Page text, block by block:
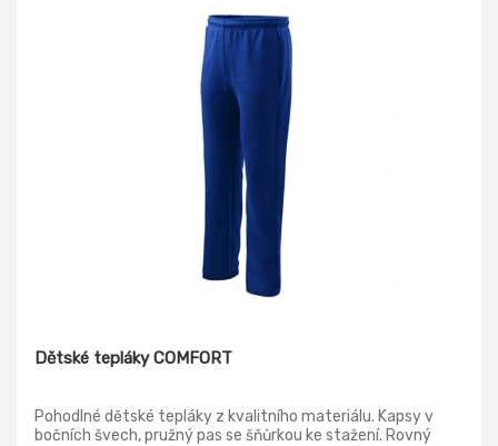
Dětské tepláky COMFORT
Pohodlné dětské tepláky z kvalitního materiálu. Kapsy v
bočních švech, pružný pas se šňůrkou ke stažení. Rovný